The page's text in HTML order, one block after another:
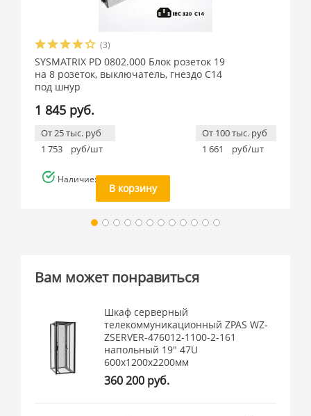
(3)
SYSMATRIX PD 0802.000 Блок розеток 19
на 8 розеток, выключатель, гнездо C14
под шнур
1 845 руб.
От 25 тыс. руб
1 753
руб/шт
От 100 тыс. руб
1 661
руб/шт
Наличие: много
В корзину
Вам может понравиться
Шкаф серверный
телекоммуникационный ZPAS WZ-
ZSERVER-476012-1100-2-161
напольный 19" 47U
600x1200x2200мм
360 200 руб.